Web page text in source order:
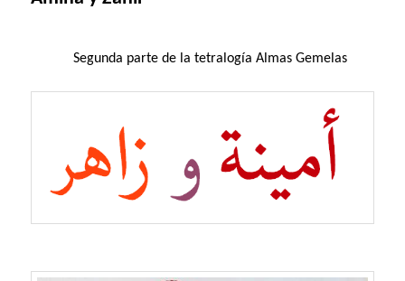
Segunda parte de la tetralogía Almas Gemelas